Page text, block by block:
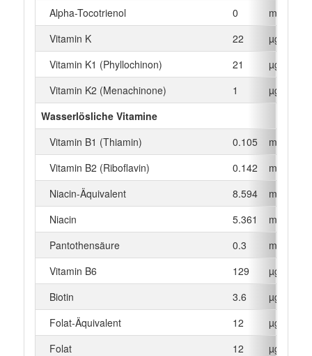
Alpha-Tocotrienol
0
mg
Vitamin K
22
µg
Vitamin K1 (Phyllochinon)
21
µg
Vitamin K2 (Menachinone)
1
µg
Wasserlösliche Vitamine
Vitamin B1 (Thiamin)
0.105
mg
Vitamin B2 (Riboflavin)
0.142
mg
Niacin-Äquivalent
8.594
mg
Niacin
5.361
mg
Pantothensäure
0.3
mg
Vitamin B6
129
µg
Biotin
3.6
µg
Folat-Äquivalent
12
µg
Folat
12
µg